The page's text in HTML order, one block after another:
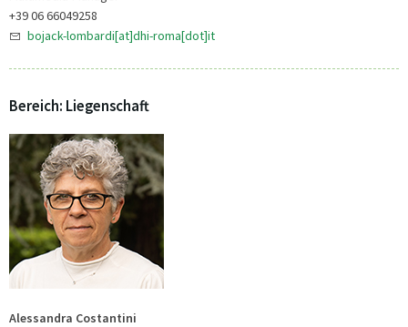
+39 06 66049258
bojack-lombardi[at]dhi-roma[dot]it
Bereich: Liegenschaft
Alessandra Costantini